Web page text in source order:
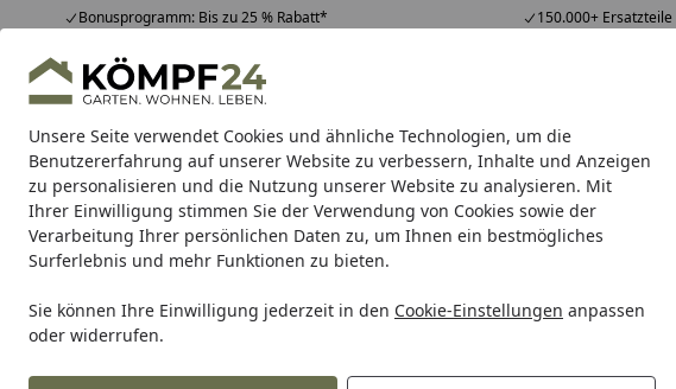
Unsere Seite verwendet Cookies und ähnliche Technologien, um die
Benutzererfahrung auf unserer Website zu verbessern, Inhalte und Anzeigen
zu personalisieren und die Nutzung unserer Website zu analysieren. Mit
Ihrer Einwilligung stimmen Sie der Verwendung von Cookies sowie der
Verarbeitung Ihrer persönlichen Daten zu, um Ihnen ein bestmögliches
Surferlebnis und mehr Funktionen zu bieten.
Sie können Ihre Einwilligung jederzeit in den Cookie-Einstellungen anpassen
oder widerrufen.
Bonusprogramm: Bis zu 25 % Rabatt* 150.000+ Ersatzteile
Hotline07051 / 9 22 22
Mo-Fr. 8-16 Uhr 25.958 Bewertungen
Alle Produkte
Alle ProdukteHighlights Tipps & Tricks Suche
Milwaukee Akkugeräte Kabelgeführte Geräte Outdoor
Karibu Pools inkl. gratis
Dein Traumpool im Sorglos-Paket: Filter&Pflege